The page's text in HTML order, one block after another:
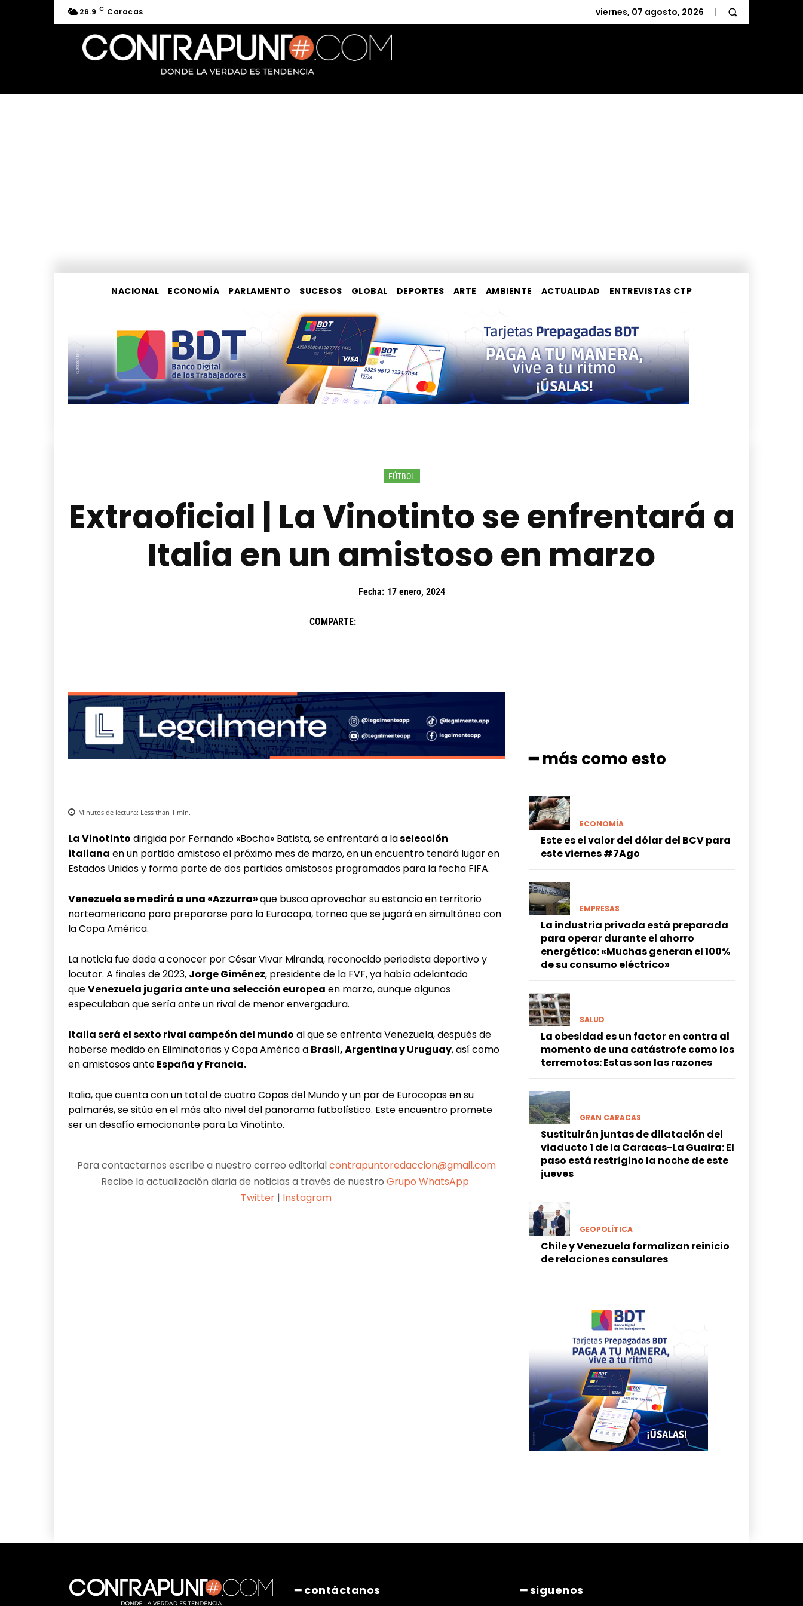
26.9 C Caracas viernes, 07 agosto, 2026
NACIONAL ECONOMÍA PARLAMENTO SUCESOS GLOBAL DEPORTES ARTE AMBIENTE ACTUALIDAD ENTREVISTAS CTP
FÚTBOL
Extraoficial | La Vinotinto se enfrentará a
Italia en un amistoso en marzo
Fecha: 17 enero, 2024
COMPARTE:
Minutos de lectura: Less than 1 min.
La Vinotinto dirigida por Fernando «Bocha» Batista, se enfrentará a laselección
italiana en un partido amistoso el próximo mes de marzo, en un encuentro tendrá lugar en
Estados Unidos y forma parte de dos partidos amistosos programados para la fecha FIFA.
Venezuela se medirá a una «Azzurra»que busca aprovechar su estancia en territorio
norteamericano para prepararse para la Eurocopa, torneo que se jugará en simultáneo con
la Copa América.
La noticia fue dada a conocer por César Vivar Miranda, reconocido periodista deportivo y
locutor. A finales de 2023, Jorge Giménez, presidente de la FVF, ya había adelantado
queVenezuela jugaría ante una selección europea en marzo, aunque algunos
especulaban que sería ante un rival de menor envergadura.
Italia será el sexto rival campeón del mundo al que se enfrenta Venezuela, después de
haberse medido en Eliminatorias y Copa América a Brasil, Argentina y Uruguay, así como
en amistosos anteEspaña y Francia.
Italia, que cuenta con un total de cuatro Copas del Mundo y un par de Eurocopas en su
palmarés, se sitúa en el más alto nivel del panorama futbolístico. Este encuentro promete
ser un desafío emocionante para La Vinotinto.
Para contactarnos escribe a nuestro correo editorialcontrapuntoredaccion@gmail.com
Recibe la actualización diaria de noticias a través de nuestroGrupo WhatsApp
Twitter | Instagram
━ más como esto
ECONOMÍA
Este es el valor del dólar del BCV para
este viernes #7Ago
EMPRESAS
La industria privada está preparada
para operar durante el ahorro
energético: «Muchas generan el 100%
de su consumo eléctrico»
SALUD
La obesidad es un factor en contra al
momento de una catástrofe como los
terremotos: Estas son las razones
GRAN CARACAS
Sustituirán juntas de dilatación del
viaducto 1 de la Caracas-La Guaira: El
paso está restrigino la noche de este
jueves
GEOPOLÍTICA
Chile y Venezuela formalizan reinicio
de relaciones consulares
━ contáctanos ━ siguenos